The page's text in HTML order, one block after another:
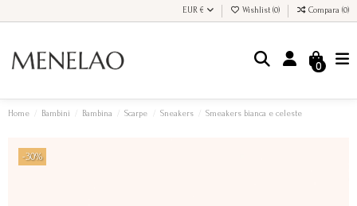
EUR € Wishlist (0) Compara (0)
0
Home Bambini Bambina Scarpe Sneakers Smeakers bianca e celeste
-30%